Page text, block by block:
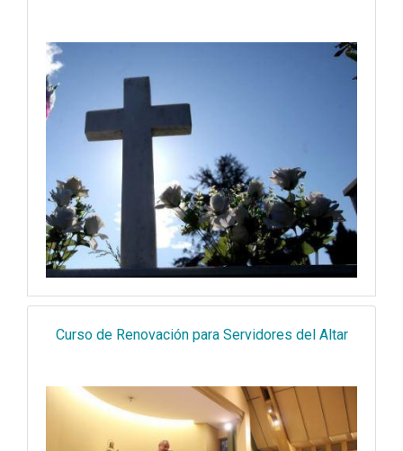
Curso de Renovación para Servidores del Altar